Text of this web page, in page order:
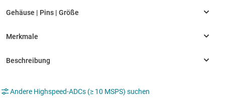
Andere Highspeed-ADCs (≥ 10 MSPS) suchen